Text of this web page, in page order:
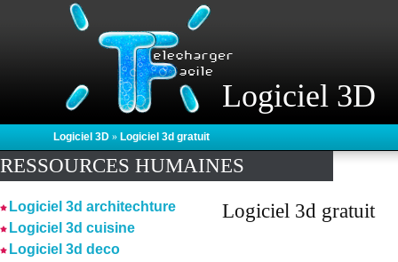
Logiciel 3D
Logiciel 3D » Logiciel 3d gratuit
RESSOURCES HUMAINES
Logiciel 3d architechture
Logiciel 3d cuisine
Logiciel 3d deco
Logiciel 3d gratuit